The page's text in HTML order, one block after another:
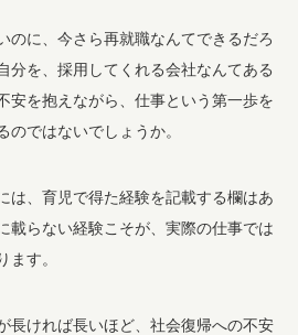
のに、今さら再就職なんてできるだろ
分を、採用してくれる会社なんてある
を抱えながら、仕事という第一歩を
のではないでしょうか。
は、育児で得た経験を記載する欄はあ
載らない経験こそが、実際の仕事では
ます。
長ければ長いほど、社会復帰への不安